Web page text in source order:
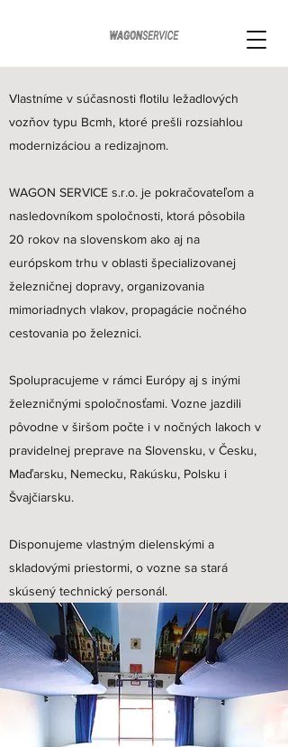
Vlastníme v súčasnosti flotilu ležadlových
vozňov typu Bcmh, ktoré prešli rozsiahlou
modernizáciou a redizajnom.
WAGON SERVICE s.r.o. je pokračovateľom a
nasledovníkom spoločnosti, ktorá pôsobila
20 rokov na slovenskom ako aj na
európskom trhu v oblasti špecializovanej
železničnej dopravy, organizovania
mimoriadnych vlakov, propagácie nočného
cestovania po železnici.
Spolupracujeme v rámci Európy aj s inými
železničnými spoločnosťami. Vozne jazdili
pôvodne v širšom počte i v nočných lakoch v
pravidelnej preprave na Slovensku, v Česku,
Maďarsku, Nemecku, Rakúsku, Polsku i
Švajčiarsku.
Disponujeme vlastným dielenskými a
skladovými priestormi, o vozne sa stará
skúsený technický personál.